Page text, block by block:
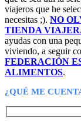
viajeros que he
necesitas ;). NO
TIENDA
ayudas con una
viviendo, a seguir
FEDERACIÓN
ALIMENTOS.
¿QUÉ ME